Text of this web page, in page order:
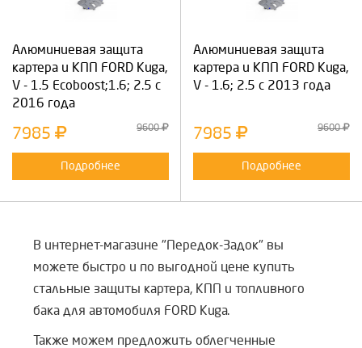
Алюминиевая защита
картера и КПП FORD Kuga,
V - 1.5 Ecoboost;1.6; 2.5 с
2016 года
7985 9600
Подробнее
Алюминиевая защита
картера и КПП FORD Kuga,
V - 1.6; 2.5 с 2013 года
7985 9600
Подробнее
В интернет-магазине "Передок-Задок" вы
можете быстро и по выгодной цене купить
стальные защиты картера, КПП и топливного
бака для автомобиля FORD Kuga.
Также можем предложить облегченные